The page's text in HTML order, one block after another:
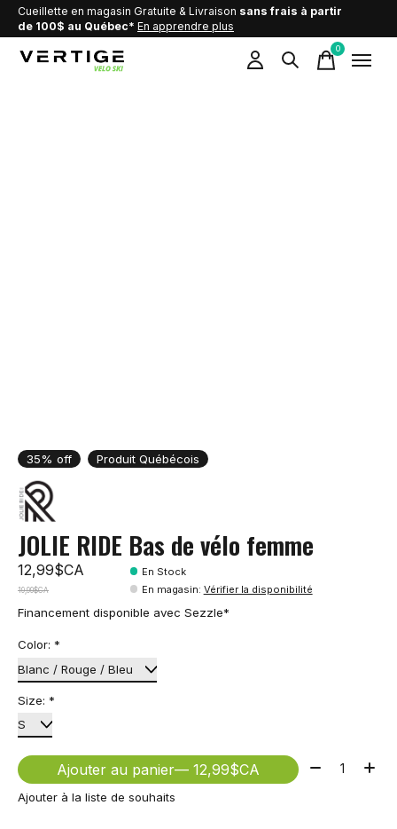
Cueillette en magasin Gratuite & Livraison sans frais à partir
de 100$ au Québec* En apprendre plus
0items
35% off Produit Québécois
JOLIE RIDE Bas de vélo femme
12,99$CA
19,99$CA
En Stock
En magasin: Vérifier la disponibilité
Financement disponible avec Sezzle*
Color: *
Size: *
Ajouter au panier — 12,99$CA Quantité:
Ajouter à la liste de souhaits